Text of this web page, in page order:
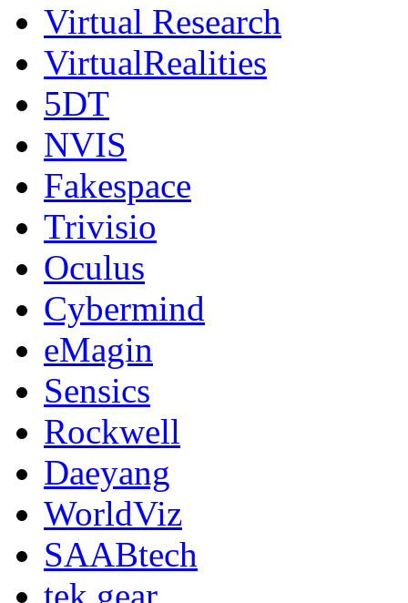
Virtual Research
VirtualRealities
5DT
NVIS
Fakespace
Trivisio
Oculus
Cybermind
eMagin
Sensics
Rockwell
Daeyang
WorldViz
SAABtech
tek gear